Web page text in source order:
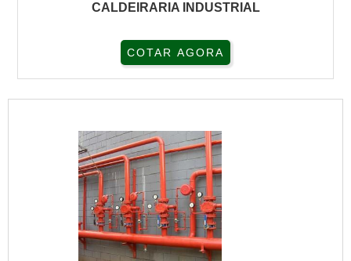
CALDEIRARIA INDUSTRIAL
COTAR AGORA